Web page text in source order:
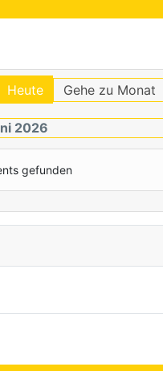
Heute Gehe zu Monat
2026
gefunden